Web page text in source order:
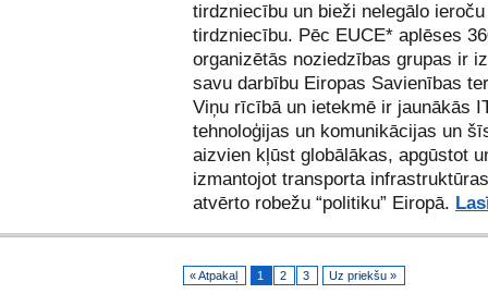
tirdzniecību un bieži nelegālo ieroču
tirdzniecību. Pēc EUCE* aplēses
organizētās noziedzības grupas ir
savu darbību Eiropas Savienības
Viņu rīcībā un ietekmē ir jaunākās
tehnoloģijas un komunikācijas un
aizvien kļūst globālākas, apgūstot
izmantojot transporta
atvērto robežu “politiku” Eiropā.
« Atpakaļ 1 2 3 Uz priekšu »